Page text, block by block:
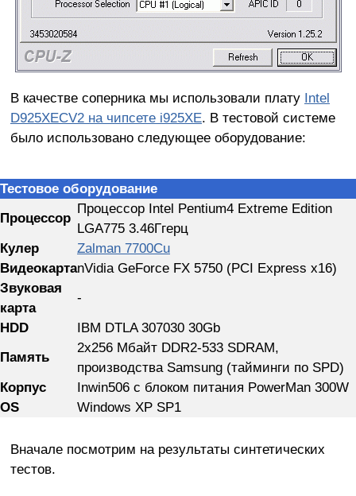
В качестве соперника мы использовали плату Intel
D925XECV2 на чипсете i925XE. В тестовой системе
было использовано следующее оборудование:
Тестовое оборудование
Процессор
Процессор Intel Pentium4 Extreme Edition
LGA775 3.46Ггерц
Кулер
Zalman 7700Cu
ВидеокартаnVidia GeForce FX 5750 (PCI Express x16)
Звуковая
карта
-
HDD
IBM DTLA 307030 30Gb
Память
2x256 Мбайт DDR2-533 SDRAM,
производства Samsung (тайминги по SPD)
Корпус
Inwin506 с блоком питания PowerMan 300W
OS
Windows XP SP1
Вначале посмотрим на результаты синтетических
тестов.